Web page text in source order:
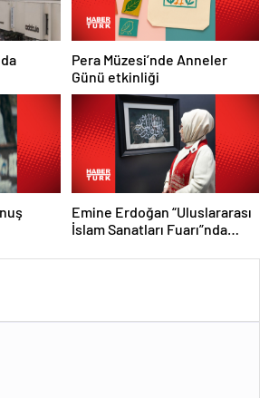
Pera Müzesi’nde Anneler
Günü etkinliği
Emine Erdoğan “Uluslararası
İslam Sanatları Fuarı”nda